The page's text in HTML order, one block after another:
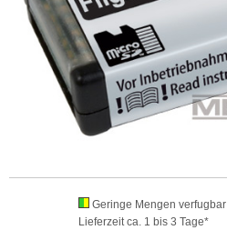
Geringe Mengen verfugbar
Lieferzeit ca. 1 bis 3 Tage*